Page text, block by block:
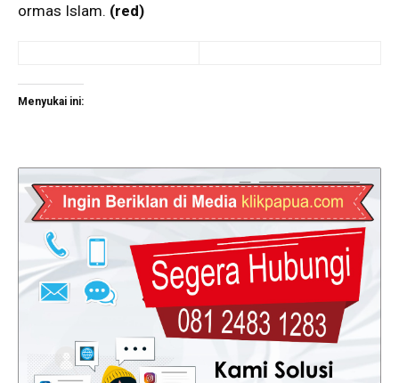
ormas Islam. (red)
Menyukai ini: